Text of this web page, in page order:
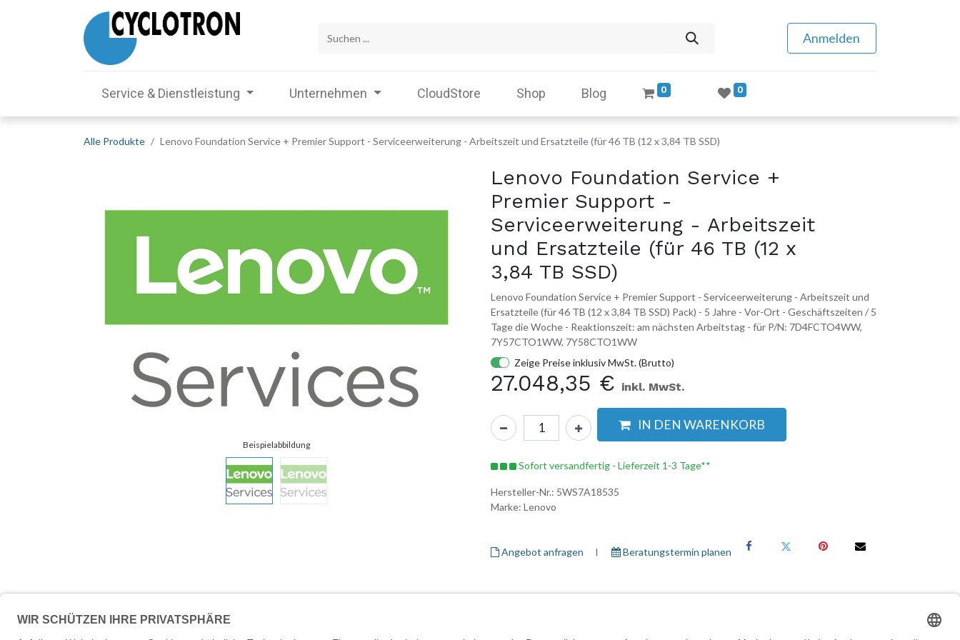
Anmelden
Service & Dienstleistung Unternehmen CloudStore Shop Blog 0 0
Alle Produkte Lenovo Foundation Service + Premier Support - Serviceerweiterung - Arbeitszeit und Ersatzteile (für 46 TB (12 x 3,84 TB SSD)
Lenovo Foundation Service +
Premier Support -
Serviceerweiterung - Arbeitszeit
und Ersatzteile (für 46 TB (12 x
3,84 TB SSD)
Lenovo Foundation Service + Premier Support - Serviceerweiterung - Arbeitszeit und
Ersatzteile (für 46 TB (12 x 3,84 TB SSD) Pack) - 5 Jahre - Vor-Ort - Geschäftszeiten / 5
Tage die Woche - Reaktionszeit: am nächsten Arbeitstag - für P/N: 7D4FCTO4WW,
7Y57CTO1WW, 7Y58CTO1WW
Zeige Preise inklusiv MwSt. (Brutto)
27.048,35 € inkl. MwSt.
IN DEN WARENKORB
Sofort versandfertig - Lieferzeit 1-3 Tage**
Hersteller-Nr.: 5WS7A18535
Marke: Lenovo
Angebot anfragen I ​ Beratungstermin planen
Beschreibung